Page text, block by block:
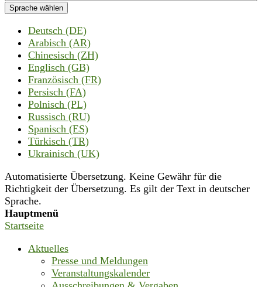
Sprache wählen
Deutsch (DE)
Arabisch (AR)
Chinesisch (ZH)
Englisch (GB)
Französisch (FR)
Persisch (FA)
Polnisch (PL)
Russisch (RU)
Spanisch (ES)
Türkisch (TR)
Ukrainisch (UK)
Automatisierte Übersetzung. Keine Gewähr für die
Richtigkeit der Übersetzung. Es gilt der Text in deutscher
Sprache.
Hauptmenü
Startseite
Aktuelles
Presse und Meldungen
Veranstaltungskalender